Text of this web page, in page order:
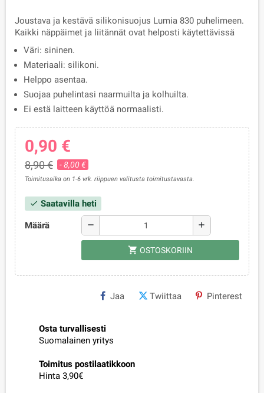
Joustava ja kestävä silikonisuojus Lumia 830 puhelimeen.
Kaikki näppäimet ja liitännät ovat helposti käytettävissä
Väri: sininen.
Materiaali: silikoni.
Helppo asentaa.
Suojaa puhelintasi naarmuilta ja kolhuilta.
Ei estä laitteen käyttöä normaalisti.
0,90 €
8,90 € - 8,00 €
Toimitusaika on 1-6 vrk. riippuen valitusta toimitustavasta.
check Saatavilla heti
Määrä remove add
shopping_cart OSTOSKORIIN
Jaa Twiittaa Pinterest
Osta turvallisesti
Suomalainen yritys
Toimitus postilaatikkoon
Hinta 3,90€